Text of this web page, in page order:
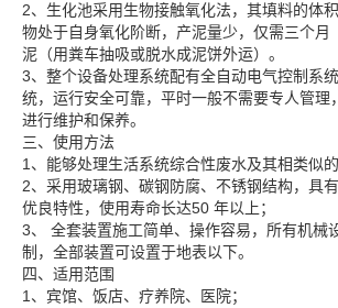
2、生化池采用生物接触氧化法，其填料的体
物处于自身氧化阶断，产泥量少，仅需三个月
泥（用粪车抽吸或脱水成泥饼外运）。
3、整个设备处理系统配有全自动电气控制系
统，运行安全可靠，平时一般不需要专人管理
进行维护和保养。
三、使用方法
1、能够处理生活系统综合性废水及其相类似
2、采用玻璃钢、碳钢防腐、不锈钢结构，具
优良特性，使用寿命长达50 年以上；
3、 全套装置施工简单、操作容易，所有机械
制，全部装置可设置于地表以下。
四、适用范围
1、宾馆、饭店、疗养院、医院；